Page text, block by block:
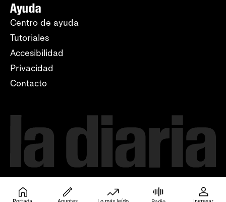
Ayuda
Centro de ayuda
Tutoriales
Accesibilidad
Privacidad
Contacto